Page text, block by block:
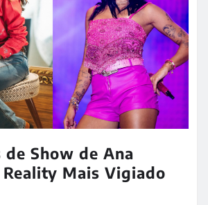
Show de Ana
Reality Mais Vigiado